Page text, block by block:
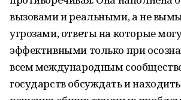
вызовами и реальными, а не
угрозами, ответы на которые
эффективными только при
всем международным
государств обсуждать и